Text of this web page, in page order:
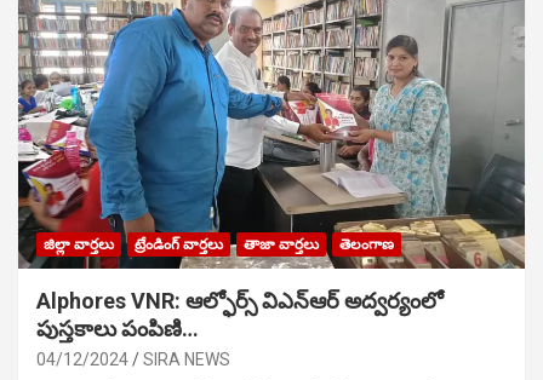
జిల్లా వార్తలు ట్రేండింగ్ వార్తలు తాజా వార్తలు తెలంగాణ
Alphores VNR: ఆల్ఫోర్స్ విఎన్ఆర్ అద్వర్యంలో
పుస్తకాలు పంపిణి…
04/12/2024 SIRA NEWS